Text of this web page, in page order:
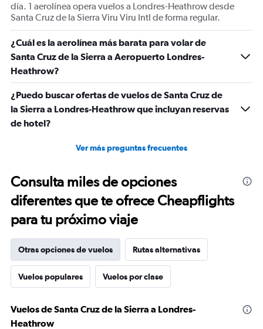
los vuelos topados, a ver que otra cosita van inventando
pero en contra del pasajero
día. 1 aerolínea opera vuelos a Londres-Heathrow desde
Santa Cruz de la Sierra Viru Viru Intl de forma regular.
¿Cuál es la aerolínea más barata para volar de
Santa Cruz de la Sierra a Aeropuerto Londres-
Heathrow?
¿Puedo buscar ofertas de vuelos de Santa Cruz de
la Sierra a Londres-Heathrow que incluyan reservas
de hotel?
Ver más preguntas frecuentes
Consulta miles de opciones
diferentes que te ofrece Cheapflights
para tu próximo viaje
Otras opciones de vuelos Rutas alternativas
Vuelos populares Vuelos por clase
Vuelos de Santa Cruz de la Sierra a Londres-
Heathrow